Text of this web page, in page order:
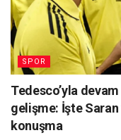
SPOR
Tedesco’yla
gelişme: İşte
konuşma